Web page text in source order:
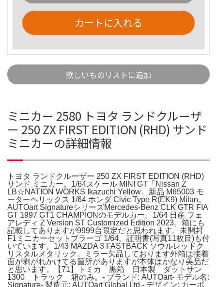
カートに入れる
欲しいものリストに追加
ミニカー 2580 トヨタ ランドクルーザ
ー 250 ZX FIRST EDITION (RHD) サンド
ミニカーの詳細情報
トヨタ ランドクルーザー 250 ZX FIRST EDITION (RHD)
サンド ミニカー。1/64スケール MINI GT「Nissan Z
LB☆NATION WORKS Ikazuchi Yellow。新品 M65003 モ
ーターヘリックス 1/64 ホンダ Civic Type R(EK9) Milan。
AUTOart SignatureシリーズMercedes-Benz CLK GTR FIA
GT 1997 GT1 CHAMPIONのモデルカー。1/64 日産 フェ
アレディ Z Version ST Customized Edition 2023。箱にも
記載してありますが9999台限定だと思われます。未開封
F1ミニカーセットブラーゴ 1/64。証明書(写真11枚目)も付
いています。1/43 MAZDA 3 FASTBACK ソウルレッドク
リスタルメタリック。ミラー欠品しております外箱は接着
面が剥がれかけてる箇所がありますが本体はかなり美品だ
と思います。【71】トミカ 黒箱 日本製 ダットサン
1300 トラック 箱のみ。- ブランド: AUTOart- モデル名:
Signature- 製造元: AUTOart Global Ltd.- デザイン: カーボ